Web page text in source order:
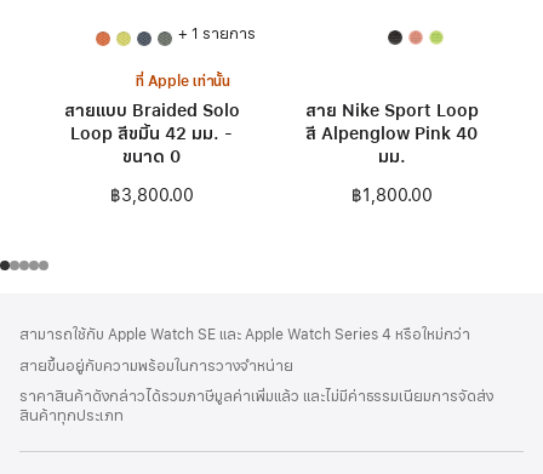
+ 1 รายการ
ที่ Apple เท่านั้น
สายแบบ Braided Solo
Loop สีขมิ้น 42 มม. -
ขนาด 0
฿3,800.00
สาย Nike Sport Loop
สี Alpenglow Pink 40
มม.
฿1,800.00
ท้าย
กระดาษ
เชิงอรรถ
สามารถใช้กับ Apple Watch SE และ Apple Watch Series 4 หรือใหม่กว่า
สายขึ้นอยู่กับความพร้อมในการวางจำหน่าย
ราคาสินค้าดังกล่าวได้รวมภาษีมูลค่าเพิ่มแล้ว และไม่มีค่าธรรมเนียมการจัดส่ง
สินค้าทุกประเภท